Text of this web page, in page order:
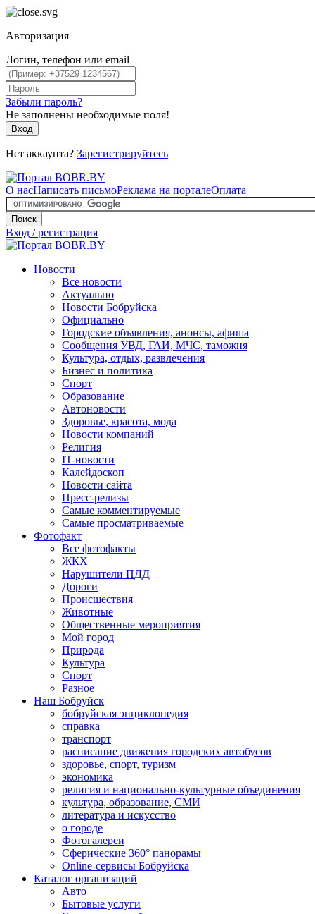
Авторизация
Логин, телефон или email
Забыли пароль?
Не заполнены необходимые поля!
Вход
Нет аккаунта? Зарегистрируйтесь
О насНаписать письмоРеклама на порталеОплата
Поиск
Вход / регистрация
Новости
Все новости
Актуально
Новости Бобруйска
Официально
Городские объявления, анонсы, афиша
Сообщения УВД, ГАИ, МЧС, таможня
Культура, отдых, развлечения
Бизнес и политика
Спорт
Образование
Автоновости
Здоровье, красота, мода
Новости компаний
Религия
IT-новости
Калейдоскоп
Новости сайта
Пресс-релизы
Самые комментируемые
Самые просматриваемые
Фотофакт
Все фотофакты
ЖКХ
Нарушители ПДД
Дороги
Происшествия
Животные
Общественные мероприятия
Мой город
Природа
Культура
Спорт
Разное
Наш Бобруйск
бобруйская энциклопедия
справка
транспорт
расписание движения городских автобусов
здоровье, спорт, туризм
экономика
религия и национально-культурные объединения
культура, образование, СМИ
литература и искусство
о городе
Фотогалереи
Сферические 360° панорамы
Online-сервисы Бобруйска
Каталог организаций
Авто
Бытовые услуги